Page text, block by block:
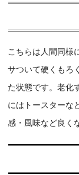
こちらは人間同様
サついて硬くもろ
た状態です。老化
にはトースターな
感・風味など良く